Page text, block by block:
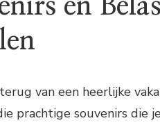
en
van een heerlijke
prachtige souvenirs die